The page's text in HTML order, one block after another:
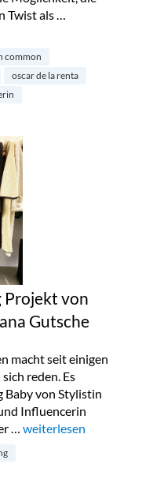
Twist als …
in München“
common
oscar de la renta
Projekt von
Gutsche
macht seit einigen
reden. Es
Baby von Stylistin
Influencerin
… „Calling Gloria –
weiterlesen